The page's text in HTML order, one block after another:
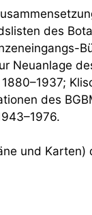
des
Neuanlage
des
und